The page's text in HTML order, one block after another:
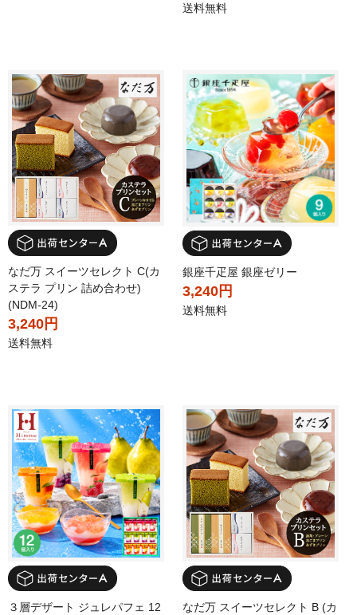
送料無料
なだ万 スイーツセレクト C(カ
ステラ プリン 詰め合わせ)
(NDM-24)
3,240円
送料無料
銀座千疋屋 銀座ゼリー
3,240円
送料無料
３層デザート ジュレパフェ 12
なだ万 スイーツセレクト B (カ